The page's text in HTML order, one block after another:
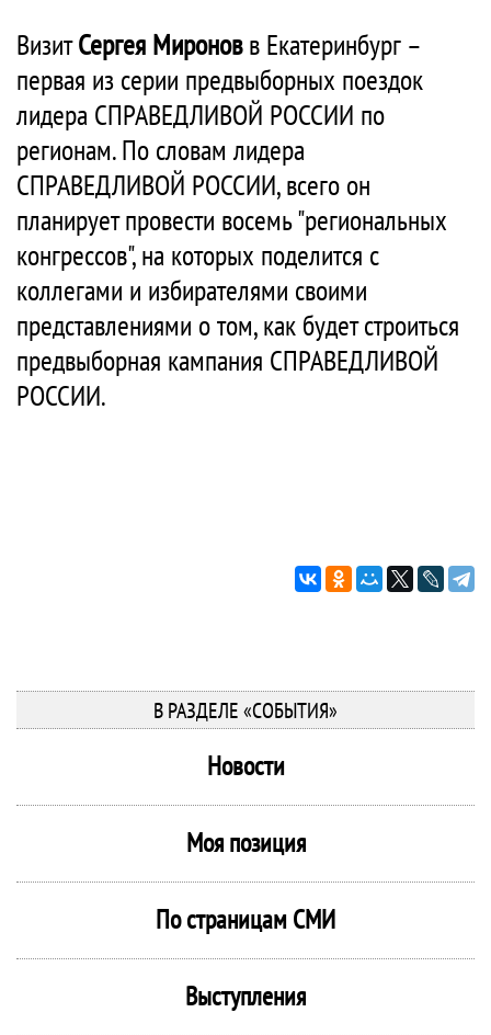
ВизитСергея Мироновв Екатеринбург –
первая из серии предвыборных поездок
лидера СПРАВЕДЛИВОЙ РОССИИ по
регионам. По словам лидера
СПРАВЕДЛИВОЙ РОССИИ, всего он
планирует провести восемь "региональных
конгрессов", на которых поделится с
коллегами и избирателями своими
представлениями о том, как будет строиться
предвыборная кампания СПРАВЕДЛИВОЙ
РОССИИ.
В РАЗДЕЛЕ «СОБЫТИЯ»
Новости
Моя позиция
По страницам СМИ
Выступления